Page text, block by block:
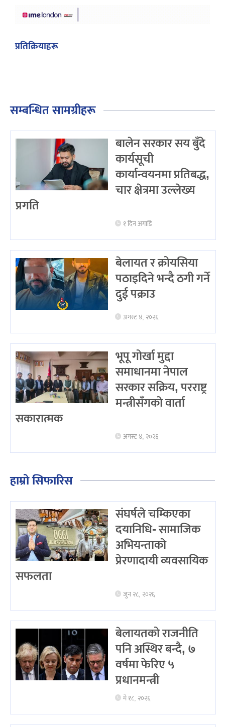
प्रतिक्रियाहरू
सम्बन्धित सामग्रीहरू
बालेन सरकार सय बुँदे
कार्यसूची
कार्यान्वयनमा प्रतिबद्ध,
चार क्षेत्रमा उल्लेख्य
प्रगति
१ दिन अगाडि
बेलायत र क्रोयसिया
पठाइदिने भन्दै ठगी गर्ने
दुई पक्राउ
अगस्ट ४, २०२६
भूपू गोर्खा मुद्दा
समाधानमा नेपाल
सरकार सक्रिय, परराष्ट्र
मन्त्रीसँगको वार्ता
सकारात्मक
अगस्ट ४, २०२६
हाम्रो सिफारिस
संघर्षले चम्किएका
दयानिधि- सामाजिक
अभियन्ताको
प्रेरणादायी व्यवसायिक
सफलता
जुन २८, २०२६
बेलायतको राजनीति
पनि अस्थिर बन्दै, ७
वर्षमा फेरिए ५
प्रधानमन्त्री
मे १८, २०२६